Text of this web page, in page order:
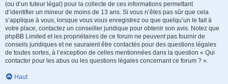
(ou d’un tuteur légal) pour la collecte de ces informations permettant
d’identifier un mineur de moins de 13 ans. Si vous n’êtes pas sûr que cela
s’applique à vous, lorsque vous vous enregistrez ou que quelqu’un le fait à
votre place, contactez un conseiller juridique pour obtenir son avis. Notez que
phpBB Limited et les propriétaires de ce forum ne peuvent pas fournir de
conseils juridiques et ne sauraient être contactés pour des questions légales
de toutes sortes, à l’exception de celles mentionnées dans la question « Qui
contacter pour les abus ou les questions légales concernant ce forum ? ».
Haut